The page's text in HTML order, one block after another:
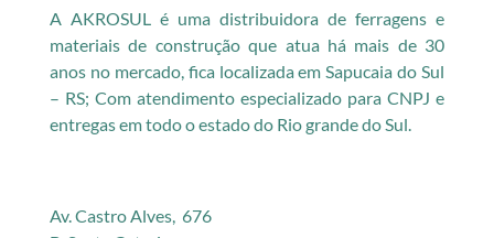
A AKROSUL é uma distribuidora de ferragens e
materiais de construção que atua há mais de 30
anos no mercado, fica localizada em Sapucaia do Sul
– RS; Com atendimento especializado para CNPJ e
entregas em todo o estado do Rio grande do Sul.
Av. Castro Alves, 676